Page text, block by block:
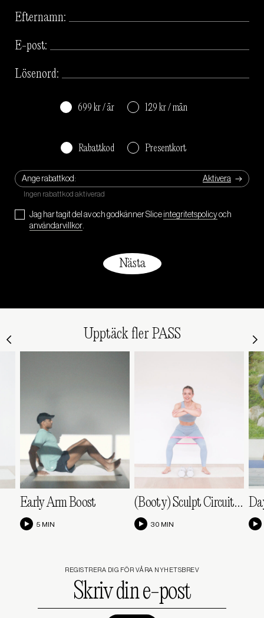
Efternamn:
E-post:
Lösenord:
699 kr / år 129 kr / mån
Rabattkod Presentkort
Ange rabattkod:
Jag har tagit del av och godkänner Slice integritetspolicyoch
användarvillkor
Upptäck fler PASS
Early Arm Boost
5 MIN
(Booty) Sculpt Circuit III
30 MIN
REGISTRERA DIG FÖR VÅRA NYHETSBREV
din
e-